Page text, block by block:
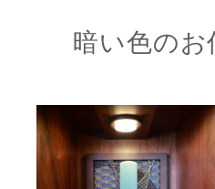
暗い色のお